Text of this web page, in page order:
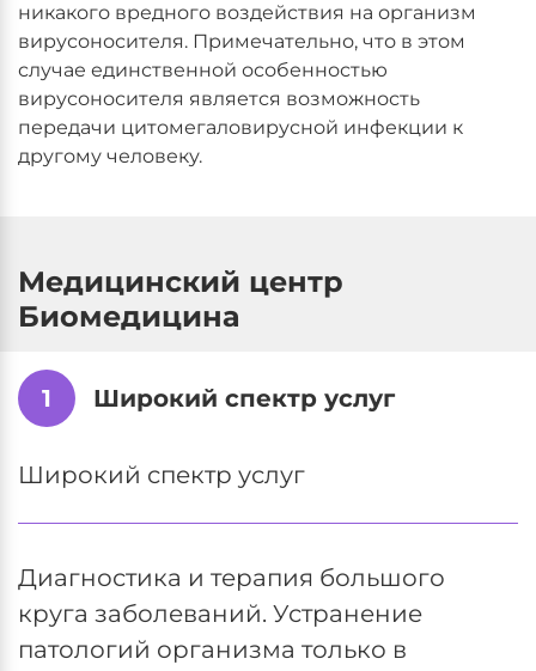
никакого вредного воздействия на организм
вирусоносителя. Примечательно, что в этом
случае единственной особенностью
вирусоносителя является возможность
передачи цитомегаловирусной инфекции к
другому человеку.
Медицинский центр
Биомедицина
1 Широкий спектр услуг
Широкий спектр услуг
Диагностика и терапия большого
круга заболеваний. Устранение
патологий организма только в